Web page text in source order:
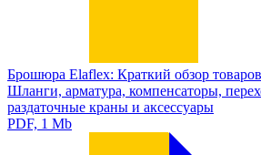
Брошюра Elaflex: Краткий обзор товаров
Шланги, арматура, компенсаторы,
раздаточные краны и аксессуары
PDF, 1 Mb